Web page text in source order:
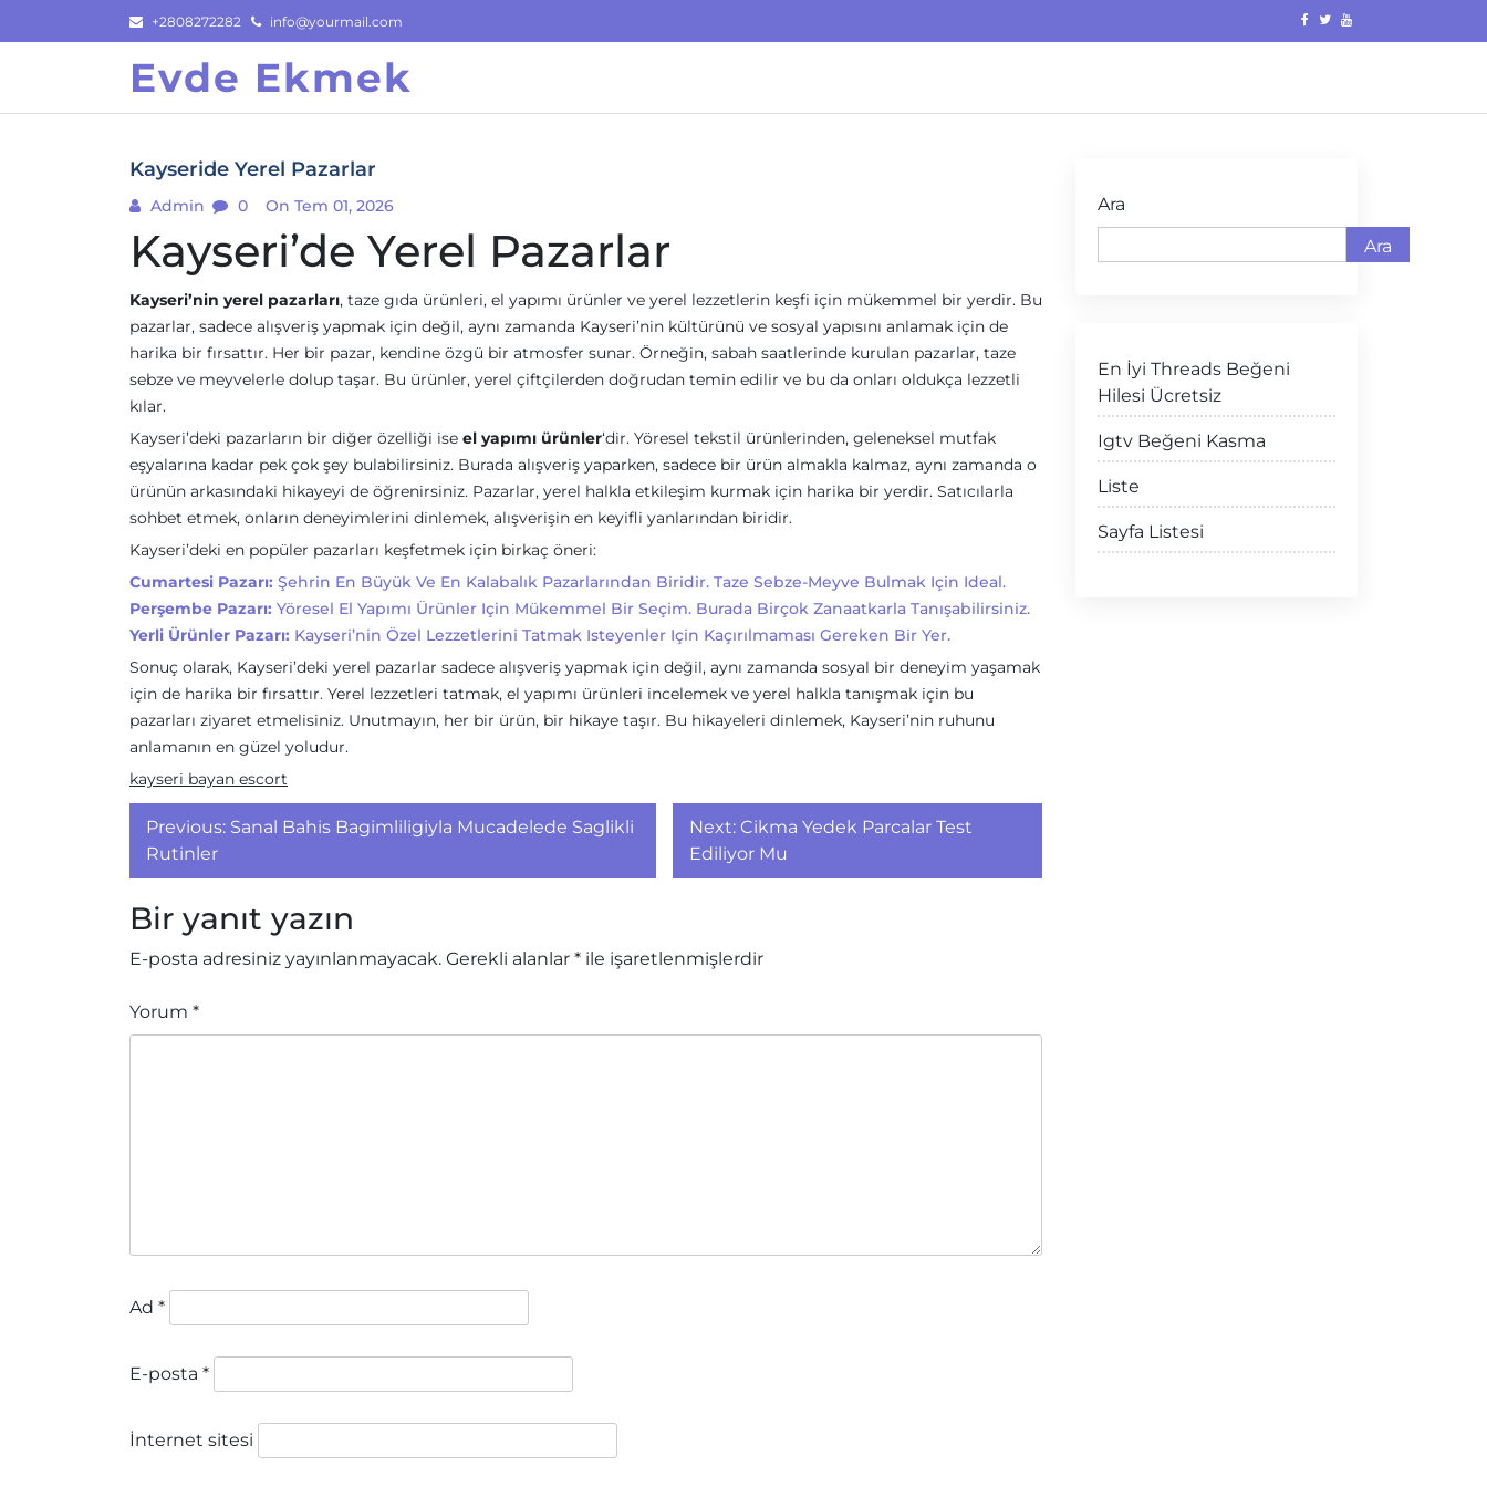
to
+2808272282 info@yourmail.com
Evde Ekmek
Kayseride Yerel Pazarlar
Admin 0 On Tem 01, 2026
Kayseri’de Yerel Pazarlar
Kayseri’nin yerel pazarları, taze gıda ürünleri, el yapımı ürünler ve yerel lezzetlerin keşfi için mükemmel bir yerdir. Bu
pazarlar, sadece alışveriş yapmak için değil, aynı zamanda Kayseri’nin kültürünü ve sosyal yapısını anlamak için de
harika bir fırsattır. Her bir pazar, kendine özgü bir atmosfer sunar. Örneğin, sabah saatlerinde kurulan pazarlar, taze
sebze ve meyvelerle dolup taşar. Bu ürünler, yerel çiftçilerden doğrudan temin edilir ve bu da onları oldukça lezzetli
kılar.
Kayseri’deki pazarların bir diğer özelliği ise el yapımı ürünler‘dir. Yöresel tekstil ürünlerinden, geleneksel mutfak
eşyalarına kadar pek çok şey bulabilirsiniz. Burada alışveriş yaparken, sadece bir ürün almakla kalmaz, aynı zamanda o
ürünün arkasındaki hikayeyi de öğrenirsiniz. Pazarlar, yerel halkla etkileşim kurmak için harika bir yerdir. Satıcılarla
sohbet etmek, onların deneyimlerini dinlemek, alışverişin en keyifli yanlarından biridir.
Kayseri’deki en popüler pazarları keşfetmek için birkaç öneri:
Cumartesi Pazarı: Şehrin En Büyük Ve En Kalabalık Pazarlarından Biridir. Taze Sebze-Meyve Bulmak Için Ideal.
Perşembe Pazarı: Yöresel El Yapımı Ürünler Için Mükemmel Bir Seçim. Burada Birçok Zanaatkarla Tanışabilirsiniz.
Yerli Ürünler Pazarı: Kayseri’nin Özel Lezzetlerini Tatmak Isteyenler Için Kaçırılmaması Gereken Bir Yer.
Sonuç olarak, Kayseri’deki yerel pazarlar sadece alışveriş yapmak için değil, aynı zamanda sosyal bir deneyim yaşamak
için de harika bir fırsattır. Yerel lezzetleri tatmak, el yapımı ürünleri incelemek ve yerel halkla tanışmak için bu
pazarları ziyaret etmelisiniz. Unutmayın, her bir ürün, bir hikaye taşır. Bu hikayeleri dinlemek, Kayseri’nin ruhunu
anlamanın en güzel yoludur.
kayseri bayan escort
Yazı
gezinmesi
Previous: Sanal Bahis Bagimliligiyla Mucadelede Saglikli
Rutinler
Next: Cikma Yedek Parcalar Test
Ediliyor Mu
Bir yanıt yazın
E-posta adresiniz yayınlanmayacak. Gerekli alanlar * ile işaretlenmişlerdir
Yorum *
Ad *
E-posta *
İnternet sitesi
Ara
Ara
En İyi Threads Beğeni
Hilesi Ücretsiz
Igtv Beğeni Kasma
Liste
Sayfa Listesi